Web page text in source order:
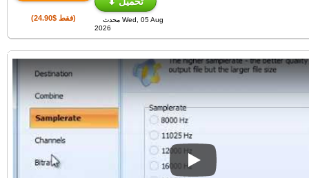
(فقط $24.90)
محدث Wed, 05 Aug
2026
Play